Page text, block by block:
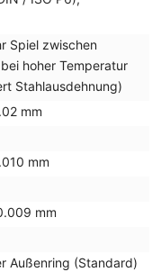
Spiel zwischen
hoher Temperatur
Stahlausdehnung)
mm
mm
mm
Außenring (Standard)